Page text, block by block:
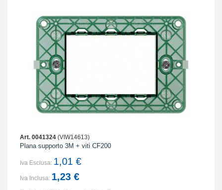
Art. 0041324 (VIW14613)
Plana supporto 3M + viti CF200
Iva Esclusa: 1,01 €
Iva Inclusa: 1,23 €